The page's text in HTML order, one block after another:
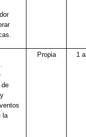
de
la
Propia 1